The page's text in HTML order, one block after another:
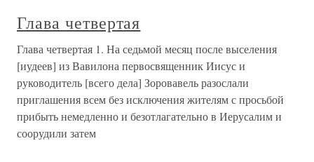
Глава четвертая
Глава четвертая 1. На седьмой месяц после выселения
[иудеев] из Вавилона первосвященник Иисус и
руководитель [всего дела] Зоровавель разослали
приглашения всем без исключения жителям с просьбой
прибыть немедленно и безотлагательно в Иерусалим и
соорудили затем